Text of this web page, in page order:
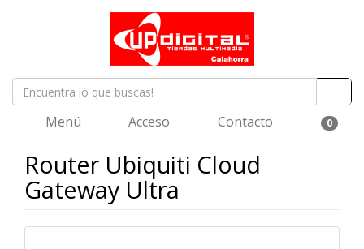
Menú Acceso Contacto 0
Router Ubiquiti Cloud
Gateway Ultra